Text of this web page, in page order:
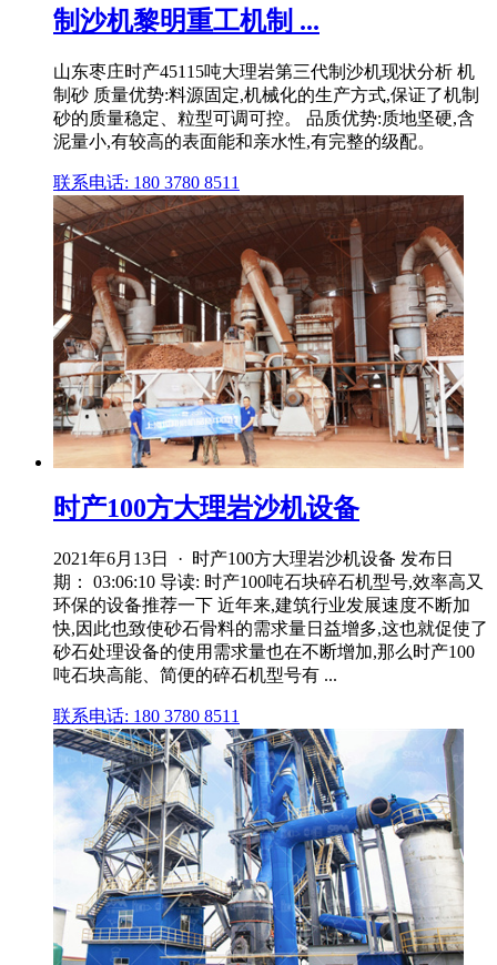
制沙机黎明重工机制 ...
山东枣庄时产45115吨大理岩第三代制沙机现状分析 机
制砂 质量优势:料源固定,机械化的生产方式,保证了机制
砂的质量稳定、粒型可调可控。 品质优势:质地坚硬,含
泥量小,有较高的表面能和亲水性,有完整的级配。
联系电话: 180 3780 8511
时产100方大理岩沙机设备
2021年6月13日 · 时产100方大理岩沙机设备 发布日
期： 03:06:10 导读: 时产100吨石块碎石机型号,效率高又
环保的设备推荐一下 近年来,建筑行业发展速度不断加
快,因此也致使砂石骨料的需求量日益增多,这也就促使了
砂石处理设备的使用需求量也在不断增加,那么时产100
吨石块高能、简便的碎石机型号有 ...
联系电话: 180 3780 8511